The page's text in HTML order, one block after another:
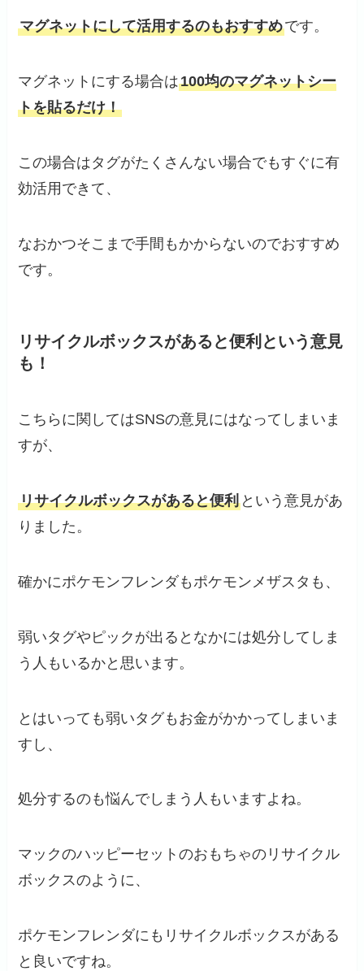
マグネットにして活用するのもおすすめです。
マグネットにする場合は100均のマグネットシー
トを貼るだけ！
この場合はタグがたくさんない場合でもすぐに有
効活用できて、
なおかつそこまで手間もかからないのでおすすめ
です。
リサイクルボックスがあると便利という意見
も！
こちらに関してはSNSの意見にはなってしまいま
すが、
リサイクルボックスがあると便利 という意見があ
りました。
確かにポケモンフレンダもポケモンメザスタも、
弱いタグやピックが出るとなかには処分してしま
う人もいるかと思います。
とはいっても弱いタグもお金がかかってしまいま
すし、
処分するのも悩んでしまう人もいますよね。
マックのハッピーセットのおもちゃのリサイクル
ボックスのように、
ポケモンフレンダにもリサイクルボックスがある
と良いですね。